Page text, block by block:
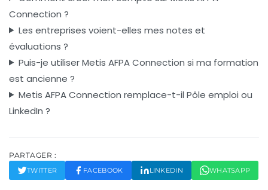
Connection ?
Les entreprises voient-elles mes notes et
évaluations ?
Puis-je utiliser Metis AFPA Connection si ma formation
est ancienne ?
Metis AFPA Connection remplace-t-il Pôle emploi ou
LinkedIn ?
PARTAGER :
TWITTER FACEBOOK LINKEDIN WHATSAPP